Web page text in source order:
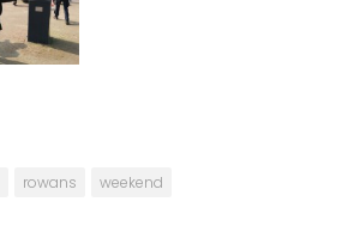
rowans weekend